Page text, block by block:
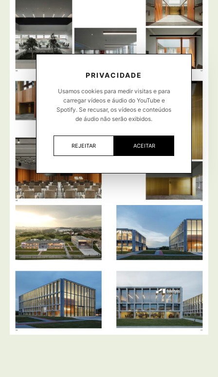
PRIVACIDADE
Usamos cookies para medir visitas e para
carregar vídeos e áudio do YouTube e
Spotify. Se recusar, os vídeos e conteúdos
de áudio não serão exibidos.
REJEITAR ACEITAR